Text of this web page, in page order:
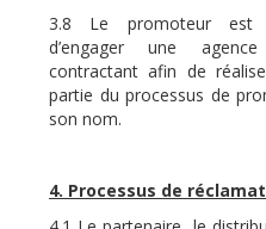
3.8 Le promoteur
d’engager une
contractant afin de
partie du processus de
son nom.
4. Processus de